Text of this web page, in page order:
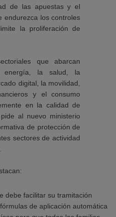
de las apuestas y el
endurezca los controles
la proliferación de
que abarcan
energía, la salud, la
digital, la movilidad,
y el consumo
en la calidad de
al nuevo ministerio
de protección de
sectores de actividad
debe facilitar su tramitación
de aplicación automática